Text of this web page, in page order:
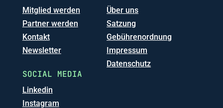
Mitglied werden
Partner werden
Kontakt
Newsletter
Über uns
Satzung
Gebührenordnung
Impressum
Datenschutz
SOCIAL MEDIA
Linkedin
Instagram